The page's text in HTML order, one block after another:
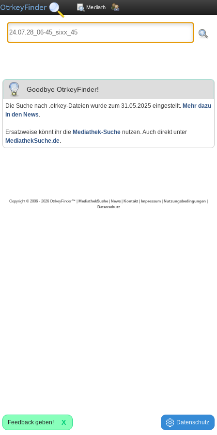
Mediath.
Goodbye OtrkeyFinder!
Die Suche nach .otrkey-Dateien wurde zum 31.05.2025 eingestellt. Mehr dazu
in den News.
Ersatzweise könnt ihr die Mediathek-Suche nutzen. Auch direkt unter
MediathekSuche.de.
Copyright © 2006 - 2026 OtrkeyFinder™ | MediathekSuche | News | Kontakt | Impressum | Nutzungsbedingungen |
Datenschutz
Feedback geben! X Datenschutz